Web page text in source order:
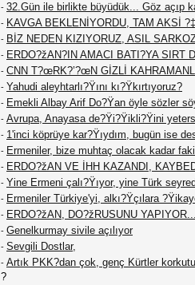
- 32.Gün ile birlikte büyüdük... Göz açıp
- KAVGA BEKLENİYORDU, TAM AKSİ
- BİZ NEDEN KIZIYORUZ, ASIL
- ERDO?žAN?IN AMACI BATI?YA SIRT
- CNN T?œRK?’?œN GİZLİ
- Yahudi aleyhtarlı?Ÿını kı?Ÿkırtıyoruz?
- Emekli Albay Arif Do?Ÿan öyle sözler
- Avrupa, Anayasa de?Ÿi?Ÿikli?Ÿini
- 1'inci köprüye kar?Ÿıydım, bugün ise
- Ermeniler, bize muhtaç olacak kadar
- ERDO?žAN VE İHH KAZANDI,
- Yine Ermeni çalı?Ÿıyor, yine Türk
- Ermeniler Türkiye'yi, alkı?Ÿçılara
- ERDO?žAN, DO?žRUSUNU YAPIYOR...
- Genelkurmay sivile açılıyor
- Sevgili Dostlar,
- Artık PKK?dan çok, genç Kürtler
?